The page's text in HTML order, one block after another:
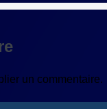
un commentaire.